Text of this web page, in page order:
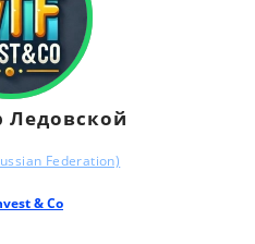
Ледовской
Federation)
& Co